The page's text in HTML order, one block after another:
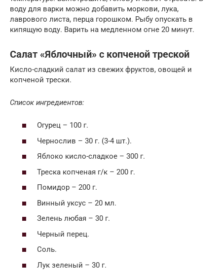
воду для варки можно добавить моркови, лука,
лаврового листа, перца горошком. Рыбу опускать в
кипящую воду. Варить на медленном огне 20 минут.
Салат «Яблочный» с копченой треской
Кисло-сладкий салат из свежих фруктов, овощей и
копченой трески.
Список ингредиентов:
Огурец – 100 г.
Чернослив – 30 г. (3-4 шт.).
Яблоко кисло-сладкое – 300 г.
Треска копченая г/к – 200 г.
Помидор – 200 г.
Винный уксус – 20 мл.
Зелень любая – 30 г.
Черный перец.
Соль.
Лук зеленый – 30 г.